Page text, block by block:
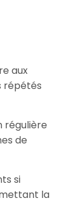
aux
répétés
régulière
de
si
la